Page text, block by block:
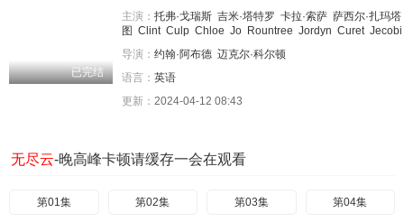
已完结
主演： 托弗·戈瑞斯 吉米·塔特罗 卡拉·索萨 萨西尔·扎玛塔
图 Clint Culp Chloe Jo Rountree Jordyn Curet Jecobi
导演： 约翰·阿布德 迈克尔·科尔顿
语言： 英语
更新： 2024-04-12 08:43
无尽云-晚高峰卡顿请缓存一会在观看
第01集 第02集 第03集 第04集